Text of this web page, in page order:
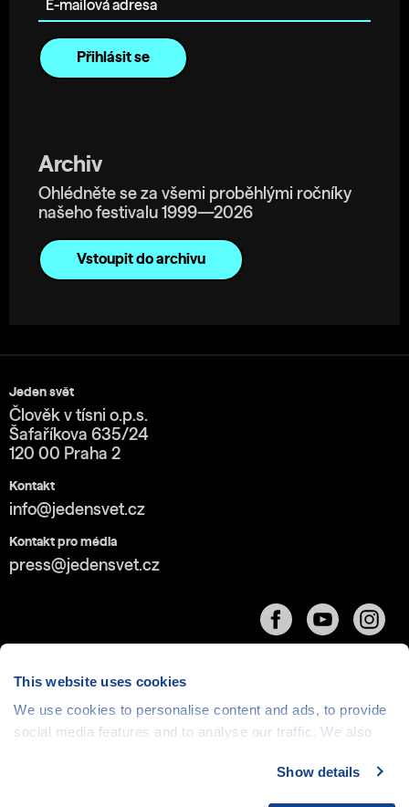
This website uses cookies
We use cookies to personalise content and ads, to provide
social media features and to analyse our traffic. We also
media, advertising and analytics partners who may
Show details
Archiv
Ohlédněte se za všemi proběhlými ročníky
našeho festivalu 1999—2026
Vstoupit do archivu
Jeden svět
Člověk v tísni o.p.s.
Šafaříkova 635/24
120 00 Praha 2
Kontakt
info@jedensvet.cz
Kontakt pro média
press@jedensvet.cz
Cookies| © 1999-2026 Člověk v tísni o.p.s., web běží